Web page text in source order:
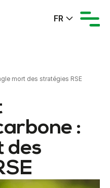
FR
mort des stratégies RSE
:
des